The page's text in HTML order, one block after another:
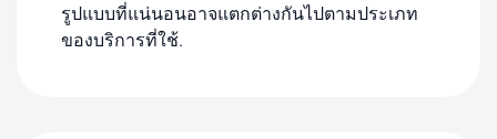
รูปแบบที่แน่นอนอาจแตกต่างกันไปตามประเภท
ของบริการที่ใช้.